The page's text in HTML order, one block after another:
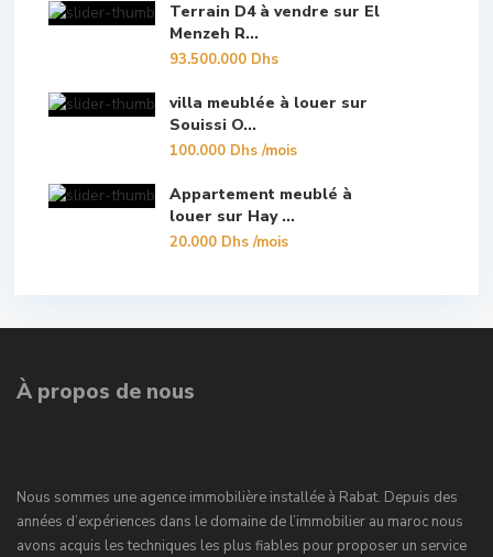
Terrain D4 à vendre sur El
Menzeh R...
93.500.000 Dhs
villa meublée à louer sur
Souissi O...
100.000 Dhs/mois
Appartement meublé à
louer sur Hay ...
20.000 Dhs/mois
À propos de nous
Nous sommes une agence immobilière installée à Rabat. Depuis des
années d’expériences dans le domaine de l’immobilier au maroc nous
avons acquis les techniques les plus fiables pour proposer un service